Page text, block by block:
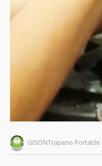
GISONTrapano Portatile